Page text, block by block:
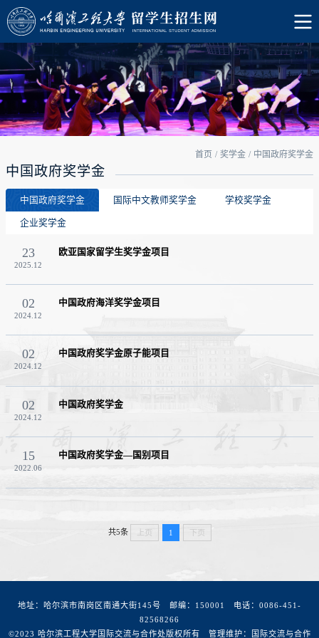
首页 / 奖学金 / 中国政府奖学金
中国政府奖学金
中国政府奖学金 国际中文教师奖学金 学校奖学金
企业奖学金
23
2025.12
欧亚国家留学生奖学金项目
02
2024.12
中国政府海洋奖学金项目
02
2024.12
中国政府奖学金原子能项目
02
2024.12
中国政府奖学金
15
2022.06
中国政府奖学金—国别项目
共5条 上页 1 下页
地址：哈尔滨市南岗区南通大街145号 邮编：150001
电话：0086-451-
82568266
©2023 哈尔滨工程大学国际交流与合作处版权所有
管理维护：国际交流与合作